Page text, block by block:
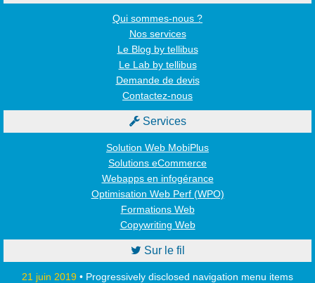
Qui sommes-nous ?
Nos services
Le Blog by tellibus
Le Lab by tellibus
Demande de devis
Contactez-nous
Services
Solution Web MobiPlus
Solutions eCommerce
Webapps en infogérance
Optimisation Web Perf (WPO)
Formations Web
Copywriting Web
 Sur le fil
21 juin 2019 • Progressively disclosed navigation menu items